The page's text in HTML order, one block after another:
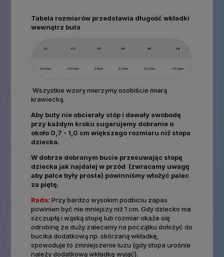
Tabela rozmiarów przedstawia długość wkładki
wewnątrz buta
31 32 33 34 35 36
20,0cm 20,5cm 21,1cm 21,7cm 22,5cm 23,0cm
Wszystkie wzory mierzymy osobiście miarą
krawiecką.
Aby buty nie obcierały stóp i dawały swobodę
przy każdym kroku sugerujemy dobranie o
około 0,7 - 1,0 cm większego rozmiaru niż stopa
dziecka.
W dobrze dobranym bucie przesuwając stopę
dziecka jak najdalej w przód (zwracamy uwagę
aby palce były proste) powinniśmy włożyć palec
za piętę.
Rada: Przy bardzo wysokim podbiciu zapas
powinien być nie mniejszy niż 1 cm. Gdy dziecko ma
szczupłą i wąską stopę lub rozmiar okaże się
odrobinę za duży zalecamy na początku dołożyć do
bucika dodatkową np. skórzaną wkładkę,
spowoduje to zmniejszenie luzu (gdy stopa urośnie
należy dodatkową wkładkę wyjąć).